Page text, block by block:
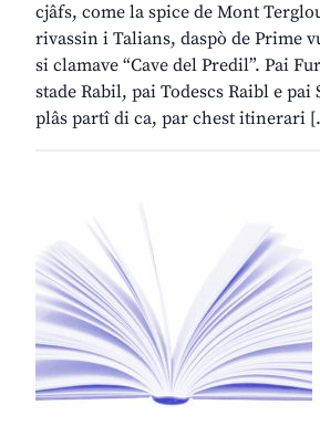
cjâfs, come la spice de Mont
rivassin i Talians, daspò de Prime
si clamave “Cave del Predil”. Pai
stade Rabil, pai Todescs Raibl e pai
plâs partî di ca, par chest itinerari